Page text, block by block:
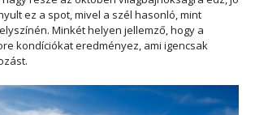
ez a spot, mivel a szél hasonló, mint
Minkét helyen jellemző, hogy a
kondíciókat eredményez, ami igencsak